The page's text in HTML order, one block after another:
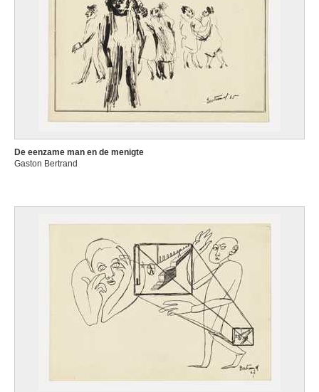
De eenzame man en de menigte
Gaston Bertrand